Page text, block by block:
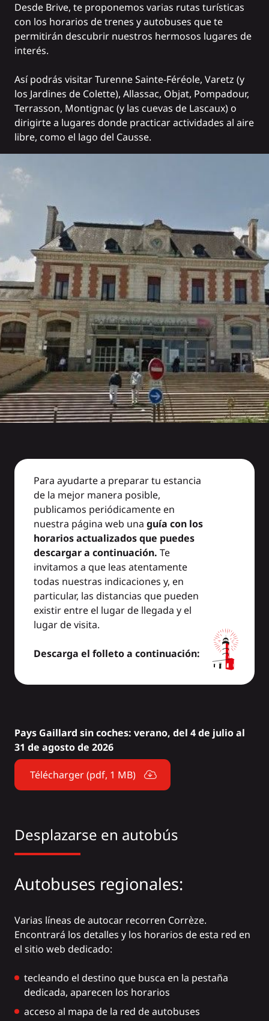
Desde Brive, te proponemos varias rutas turísticas
con los horarios de trenes y autobuses que te
permitirán descubrir nuestros hermosos lugares de
interés.
Así podrás visitarTurenneSainte-Féréole, Varetz (y
los Jardines de Colette), Allassac, Objat, Pompadour,
Terrasson, Montignac (y las cuevas de Lascaux) o
dirigirte a lugares donde practicar actividades al aire
libre, como el lago del Causse.
Para ayudarte a preparar tu estancia
de la mejor manera posible,
publicamos periódicamente en
nuestra página web una guía con los
horarios actualizados que puedes
descargar a continuación. Te
invitamos a que leas atentamente
todas nuestras indicaciones y, en
particular, las distancias que pueden
existir entre el lugar de llegada y el
lugar de visita.
Descarga el folleto a continuación:
Pays Gaillard sin coches: verano, del 4 de julio al
31 de agosto de 2026
Télécharger (pdf, 1 MB)
Desplazarse en autobús
Autobuses regionales:
Varias líneas de autocar recorren Corrèze.
Encontrará los detalles y los horarios de esta red en
el sitio web dedicado:
tecleando el destino que busca en la pestaña
dedicada, aparecen los horarios
acceso al mapa de la red de autobuses